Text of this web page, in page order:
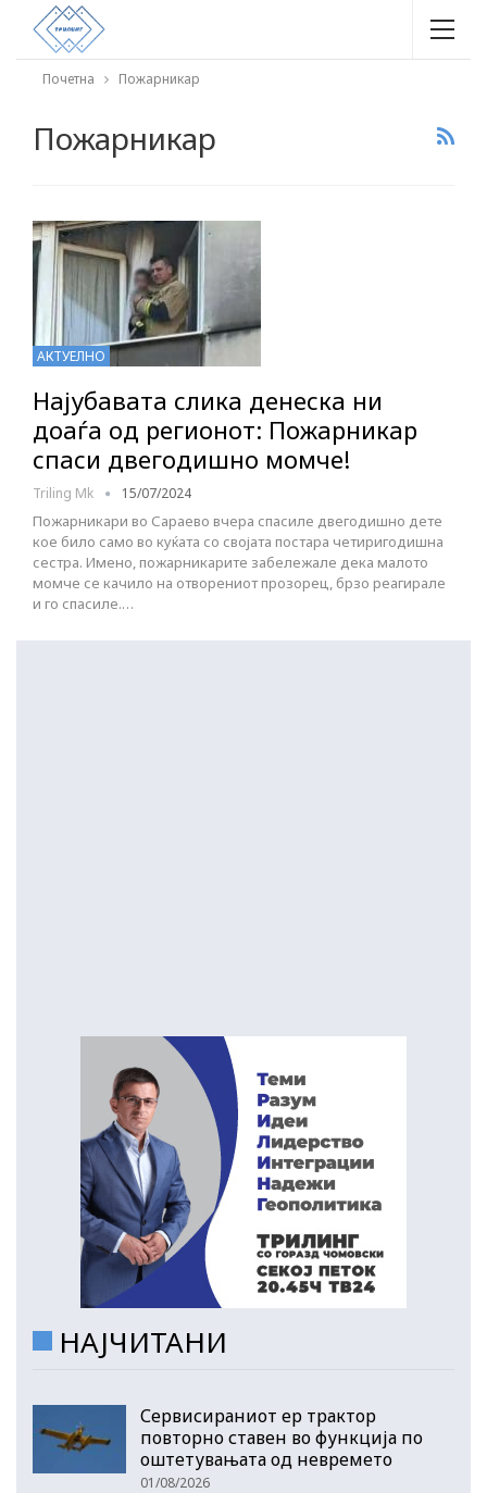
Почетна Пожарникар
Пожарникар
АКТУЕЛНО
Најубавата слика денеска ни
доаѓа од регионот: Пожарникар
спаси двегодишно момче!
Triling Mk 15/07/2024
Пожарникари во Сараево вчера спасиле двегодишно дете
кое било само во куќата со својата постара четиригодишна
сестра. Имено, пожарникарите забележале дека малото
момче се качило на отворениот прозорец, брзо реагирале
и го спасиле.…
НАЈЧИТАНИ
Сервисираниот ер трактор
повторно ставен во функција по
оштетувањата од невремето
01/08/2026